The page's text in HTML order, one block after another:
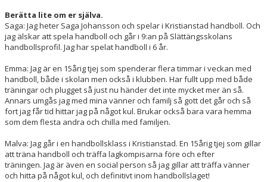
Berätta lite om er själva.
Saga: Jag heter Saga Johansson och spelar i Kristianstad handboll. Och
jag älskar att spela handboll och går i 9:an på Slättängsskolans
handbollsprofil. Jag har spelat handboll i 6 år.
Emma: Jag är en 15årig tjej som spenderar flera timmar i veckan med
handboll, både i skolan men också i klubben. Har fullt upp med både
träningar och plugget så just nu händer det inte mycket mer än så.
Annars umgås jag med mina vänner och familj så gott det går och så
fort jag får tid hittar jag på något kul. Brukar också bara vara hemma
som dem flesta andra och chilla med familjen.
Malva: Jag går i en handbollsklass i Kristianstad. En 15årig tjej som gillar
att träna handboll och träffa lagkompisarna före och efter
träningen. Jag är även en social person så jag gillar att träffa vänner
och hitta på något kul, och definitivt inom handbollslaget!